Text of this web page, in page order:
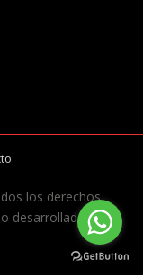
los derechos
desarrollado por